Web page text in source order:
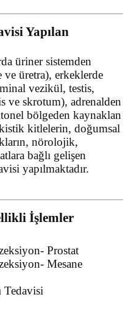
Yapılan
üriner sistemden
ve üretra), erkeklerde
vezikül, testis,
ve skrotum), adrenalden
bölgeden kaynaklan
kitlelerin, doğumsal
nörolojik,
bağlı gelişen
yapılmaktadır.
İşlemler
Prostat
Mesane
Tedavisi